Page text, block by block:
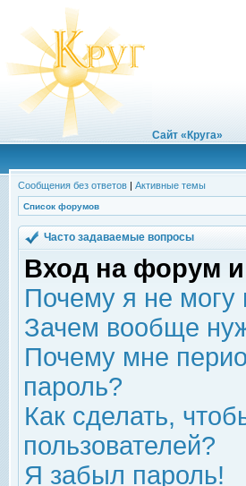
Сайт «Круга»
Сообщения без ответов | Активные темы
Список форумов
Часто задаваемые вопросы
Вход на форум и
Почему я не
Зачем вообще
Почему мне
пароль?
Как сделать,
пользователей?
Я забыл пароль!